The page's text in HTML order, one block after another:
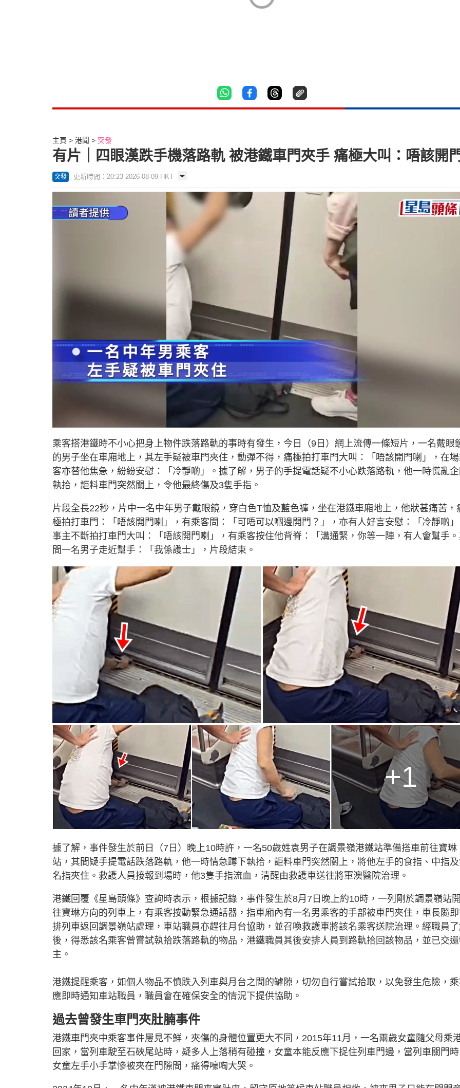
主頁 港聞 突發
有片｜四眼漢跌手機落路軌 被港鐵車門夾手 痛極大叫：唔該開
突發 更新時間：20:23 2026-08-09 HKT
n
u
t
e
o
e
d
:
1
0
.
0
%
乘客搭港鐵時不小心把身上物件跌落路軌的事時有發生，今日（9日）網上流傳一條短片，一名戴眼
的男子坐在車廂地上，其左手疑被車門夾住，動彈不得，痛極拍打車門大叫：「唔該開門喇」，在
客亦替他焦急，紛紛安慰：「冷靜啲」。據了解，男子的手提電話疑不小心跌落路軌，他一時慌亂
執拾，詎料車門突然關上，令他最終傷及3隻手指。
片段全長22秒，片中一名中年男子戴眼鏡，穿白色T恤及藍色褲，坐在港鐵車廂地上，他狀甚痛苦，
極拍打車門：「唔該開門喇」，有乘客問：「可唔可以嗰邊開門？」，亦有人好言安慰：「冷靜啲
事主不斷拍打車門大叫：「唔該開門喇」，有乘客按住他背脊：「溝通緊，你等一陣，有人會幫手
間一名男子走近幫手：「我係護士」，片段結束。
+1
據了解，事件發生於前日（7日）晚上10時許，一名50歲姓袁男子在調景嶺港鐵站準備搭車前往寶琳
站，其間疑手提電話跌落路軌，他一時情急蹲下執拾，詎料車門突然關上，將他左手的食指、中指
名指夾住。救護人員接報到場時，他3隻手指流血，清醒由救護車送往將軍澳醫院治理。
港鐵回覆《星島頭條》查詢時表示，根據記錄，事件發生於8月7日晚上約10時，一列剛於調景嶺站
往寶琳方向的列車上，有乘客按動緊急通話器，指車廂內有一名男乘客的手部被車門夾住，車長隨
排列車返回調景嶺站處理，車站職員亦趕往月台協助，並召喚救護車將該名乘客送院治理。經職員
後，得悉該名乘客曾嘗試執拾跌落路軌的物品，港鐵職員其後安排人員到路軌拾回該物品，並已交
主。
港鐵提醒乘客，如個人物品不慎跌入列車與月台之間的罅隙，切勿自行嘗試拾取，以免發生危險，
應即時通知車站職員，職員會在確保安全的情況下提供協助。
過去曾發生車門夾肚腩事件
港鐵車門夾中乘客事件屢見不鮮，夾傷的身體位置更大不同，2015年11月，一名兩歲女童隨父母乘
回家，當列車駛至石硤尾站時，疑多人上落稍有碰撞，女童本能反應下捉住列車門邊，當列車關門
女童左手小手掌慘被夾在門隙間，痛得嚎啕大哭。